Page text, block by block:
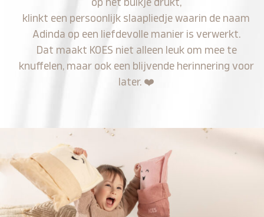
op het buikje drukt,
klinkt een persoonlijk slaapliedje waarin de naam
Adinda op een liefdevolle manier is verwerkt.
Dat maakt KOES niet alleen leuk om mee te
knuffelen, maar ook een blijvende herinnering voor
later. ❤️